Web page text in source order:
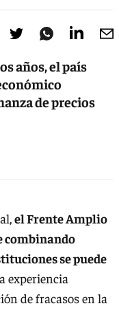
años, el país
de precios
el Frente Amplio
combinando
se puede
experiencia
de fracasos en la